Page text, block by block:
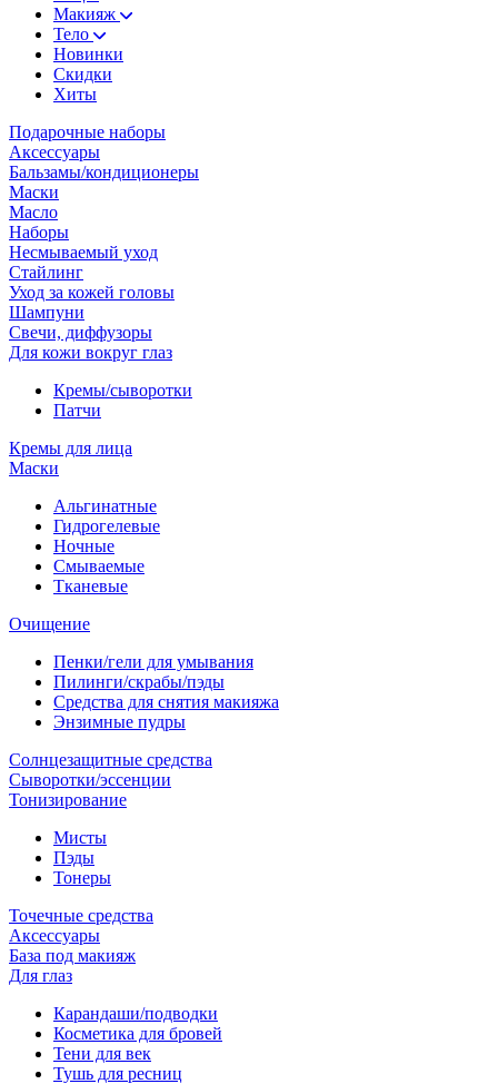
Макияж
Тело
Новинки
Скидки
Хиты
Подарочные наборы
Аксессуары
Бальзамы/кондиционеры
Маски
Масло
Наборы
Несмываемый уход
Стайлинг
Уход за кожей головы
Шампуни
Свечи, диффузоры
Для кожи вокруг глаз
Кремы/сыворотки
Патчи
Кремы для лица
Маски
Альгинатные
Гидрогелевые
Ночные
Смываемые
Тканевые
Очищение
Пенки/гели для умывания
Пилинги/скрабы/пэды
Средства для снятия макияжа
Энзимные пудры
Солнцезащитные средства
Сыворотки/эссенции
Тонизирование
Мисты
Пэды
Тонеры
Точечные средства
Аксессуары
База под макияж
Для глаз
Карандаши/подводки
Косметика для бровей
Тени для век
Тушь для ресниц